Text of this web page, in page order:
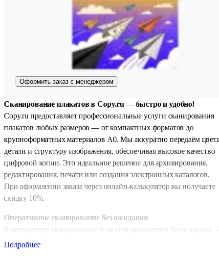
Оформить заказ с менеджером
Сканирование плакатов в Copy.ru — быстро и удобно!
Copy.ru предоставляет профессиональные услуги сканирования
плакатов любых размеров — от компактных форматов до
крупноформатных материалов А0. Мы аккуратно передаём
детали и структуру изображения, обеспечивая высокое качество
цифровой копии. Это идеальное решение для архивирования,
редактирования, печати или создания электронных каталогов.
При оформлении заказа через онлайн-калькулятор вы получаете
скидку 10%.
Оперативное сканирование без ожидания
В копицентре сканирование плакатов проводится без задержек
в порядке живой очереди. Если удобнее оформить заказ онлайн,
Подробнее